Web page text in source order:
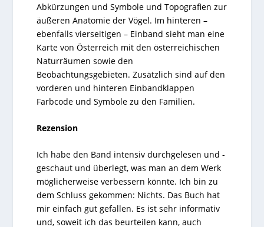
Abkürzungen und Symbole und Topografien zur
äußeren Anatomie der Vögel. Im hinteren –
ebenfalls vierseitigen – Einband sieht man eine
Karte von Österreich mit den österreichischen
Naturräumen sowie den
Beobachtungsgebieten. Zusätzlich sind auf den
vorderen und hinteren Einbandklappen
Farbcode und Symbole zu den Familien.
Rezension
Ich habe den Band intensiv durchgelesen und -
geschaut und überlegt, was man an dem Werk
möglicherweise verbessern könnte. Ich bin zu
dem Schluss gekommen: Nichts. Das Buch hat
mir einfach gut gefallen. Es ist sehr informativ
und, soweit ich das beurteilen kann, auch